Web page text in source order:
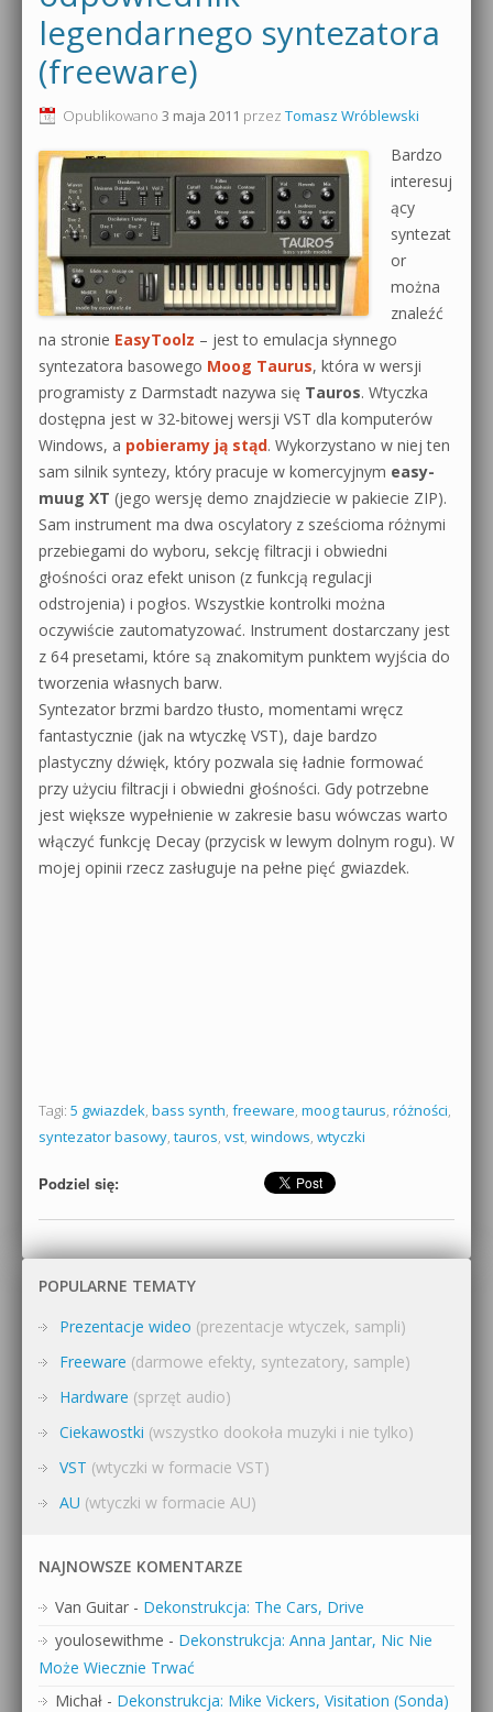
Produkcja muzyczna od podstaw
Sound Forge od podstaw
Dubstep z syntezatorem Massive
Kontakt 5 Kompendium
Pakiety
0dB.pl - informacje
Newsletter
Materiały dla mediów
Archiwum aktualności
Polityka prywatności
Regulamin
Działanie sklepu internetowego
Wyszukiwanie
legendarnego syntezatora
(freeware)
Opublikowano 3 maja 2011 przez Tomasz Wróblewski
Bardzo
interesuj
ący
syntezat
or
można
znaleźć
na stronie EasyToolz – jest to emulacja słynnego
syntezatora basowego Moog Taurus, która w wersji
programisty z Darmstadt nazywa się Tauros. Wtyczka
dostępna jest w 32-bitowej wersji VST dla komputerów
Windows, a pobieramy ją stąd. Wykorzystano w niej ten
sam silnik syntezy, który pracuje w komercyjnym easy-
muug XT (jego wersję demo znajdziecie w pakiecie ZIP).
Sam instrument ma dwa oscylatory z sześcioma różnymi
przebiegami do wyboru, sekcję filtracji i obwiedni
głośności oraz efekt unison (z funkcją regulacji
odstrojenia) i pogłos. Wszystkie kontrolki można
oczywiście zautomatyzować. Instrument dostarczany jest
z 64 presetami, które są znakomitym punktem wyjścia do
tworzenia własnych barw.
Syntezator brzmi bardzo tłusto, momentami wręcz
fantastycznie (jak na wtyczkę VST), daje bardzo
plastyczny dźwięk, który pozwala się ładnie formować
przy użyciu filtracji i obwiedni głośności. Gdy potrzebne
jest większe wypełnienie w zakresie basu wówczas warto
włączyć funkcję Decay (przycisk w lewym dolnym rogu). W
mojej opinii rzecz zasługuje na pełne pięć gwiazdek.
Tagi: 5 gwiazdek, bass synth, freeware, moog taurus, różności,
syntezator basowy, tauros, vst, windows, wtyczki
Podziel się:
POPULARNE TEMATY
Prezentacje wideo (prezentacje wtyczek, sampli)
Freeware (darmowe efekty, syntezatory, sample)
Hardware (sprzęt audio)
Ciekawostki (wszystko dookoła muzyki i nie tylko)
VST (wtyczki w formacie VST)
AU (wtyczki w formacie AU)
NAJNOWSZE KOMENTARZE
Van Guitar - Dekonstrukcja: The Cars, Drive
youlosewithme - Dekonstrukcja: Anna Jantar, Nic Nie
Może Wiecznie Trwać
Michał - Dekonstrukcja: Mike Vickers, Visitation (Sonda)